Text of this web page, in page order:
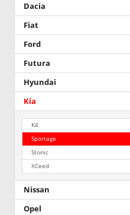
Dacia
Fiat
Ford
Futura
Hyundai
Kia
K4
Sportage
Stonic
XCeed
Nissan
Opel